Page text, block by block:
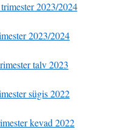
2023/2024
2023/2024
talv 2023
sügis 2022
kevad 2022